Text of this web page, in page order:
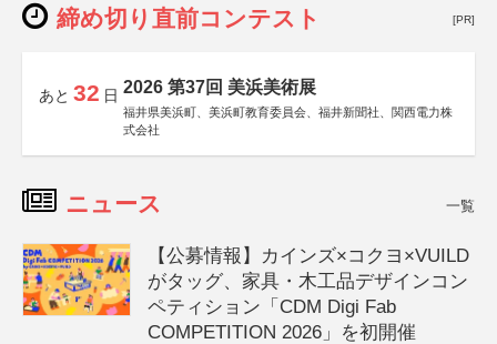
締め切り直前コンテスト [PR]
あと 32 日 2026 第37回 美浜美術展
福井県美浜町、美浜町教育委員会、福井新聞社、関西電力株
式会社
ニュース 一覧
【公募情報】カインズ×コクヨ×VUILD
がタッグ、家具・木工品デザインコン
ペティション「CDM Digi Fab
COMPETITION 2026」を初開催